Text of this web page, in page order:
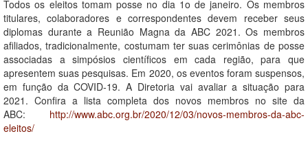
Todos os eleitos tomam posse no dia 1o de janeiro. Os membros
titulares, colaboradores e correspondentes devem receber seus
diplomas durante a Reunião Magna da ABC 2021. Os membros
afiliados, tradicionalmente, costumam ter suas cerimônias de posse
associadas a simpósios científicos em cada região, para que
apresentem suas pesquisas. Em 2020, os eventos foram suspensos,
em função da COVID-19. A Diretoria vai avaliar a situação para
2021. Confira a lista completa dos novos membros no site da
ABC: http://www.abc.org.br/2020/12/03/novos-membros-da-abc-
eleitos/